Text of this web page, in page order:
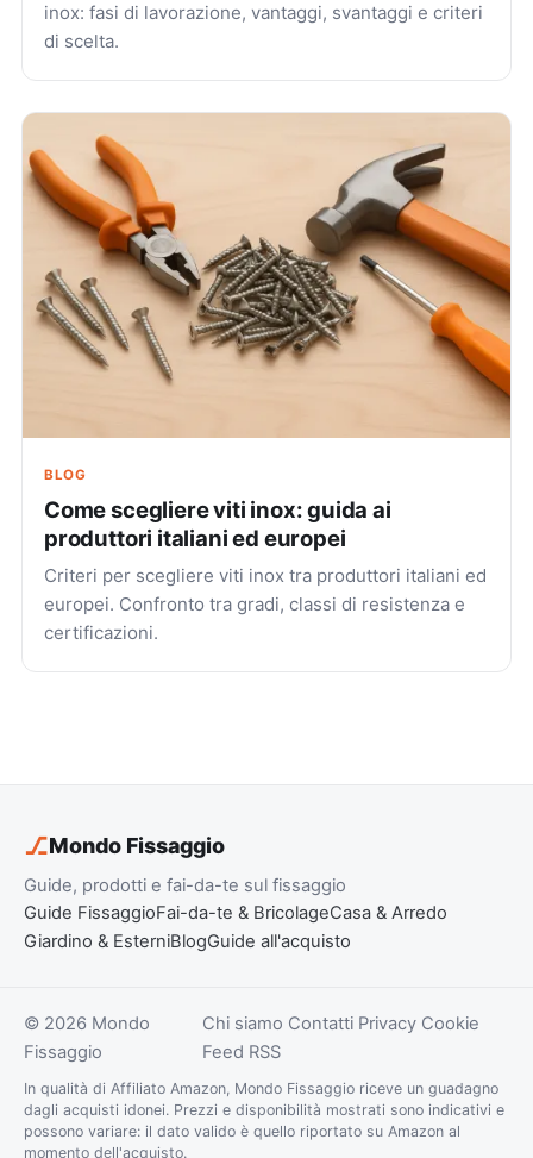
inox: fasi di lavorazione, vantaggi, svantaggi e criteri
di scelta.
BLOG
Come scegliere viti inox: guida ai
produttori italiani ed europei
Criteri per scegliere viti inox tra produttori italiani ed
europei. Confronto tra gradi, classi di resistenza e
certificazioni.
⎇Mondo Fissaggio
Guide, prodotti e fai-da-te sul fissaggio
Guide FissaggioFai-da-te & BricolageCasa & Arredo
Giardino & EsterniBlogGuide all'acquisto
© 2026 Mondo
Fissaggio
Chi siamo Contatti Privacy Cookie
Feed RSS
In qualità di Affiliato Amazon, Mondo Fissaggio riceve un guadagno
dagli acquisti idonei. Prezzi e disponibilità mostrati sono indicativi e
possono variare: il dato valido è quello riportato su Amazon al
momento dell'acquisto.